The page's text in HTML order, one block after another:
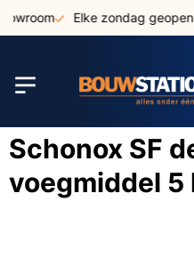
Elke zondag geopend
Schonox SF
voegmiddel 5